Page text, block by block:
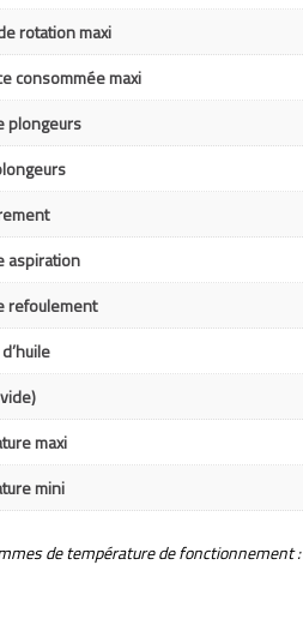
rotation maxi
consommée maxi
plongeurs
aspiration
refoulement
maxi
mini
de température de fonctionnement :